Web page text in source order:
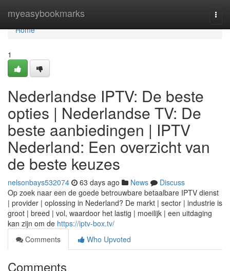
myeasybookmarks
Home
Home
1
Nederlandse IPTV: De beste
opties | Nederlandse TV: De
beste aanbiedingen | IPTV
Nederland: Een overzicht van
de beste keuzes
nelsonbays532074 63 days ago News
Discuss
Op zoek naar een de goede betrouwbare betaalbare IPTV dienst
| provider | oplossing in Nederland? De markt | sector | industrie is
groot | breed | vol, waardoor het lastig | moeilijk | een uitdaging
kan zijn om de https://iptv-box.tv/
Comments
Who Upvoted
Comments